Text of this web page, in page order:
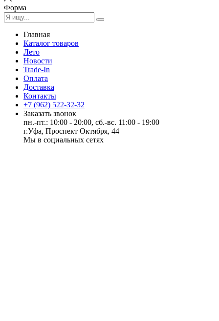
Форма
Главная
Каталог товаров
Лето
Новости
Trade-In
Оплата
Доставка
Контакты
+7 (962) 522-32-32
Заказать звонок
пн.-пт.: 10:00 - 20:00, сб.-вс. 11:00 - 19:00
г.Уфа, Проспект Октября, 44
Мы в социальных сетях